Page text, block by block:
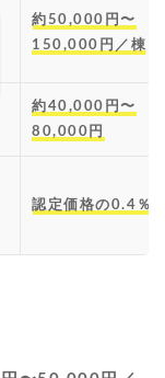
約50,000円〜
150,000円／棟
約40,000円〜
80,000円
認定価格の0.4％